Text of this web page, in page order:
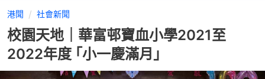
港聞 社會新聞
校園天地｜華富邨寶血小學2021至
2022年度 ｢小一慶滿月｣